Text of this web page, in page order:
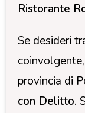
Ristorante
Se desideri
provincia di
con Delitto.